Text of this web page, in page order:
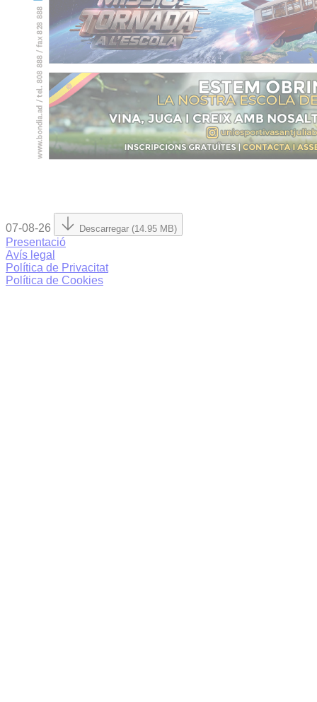
07-08-26 Descarregar (14.95 MB)
Presentació
Avís legal
Política de Privacitat
Política de Cookies